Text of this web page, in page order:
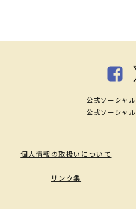
個人情報の取扱いについて
リンク集
公式ソーシャ
公式ソーシャ